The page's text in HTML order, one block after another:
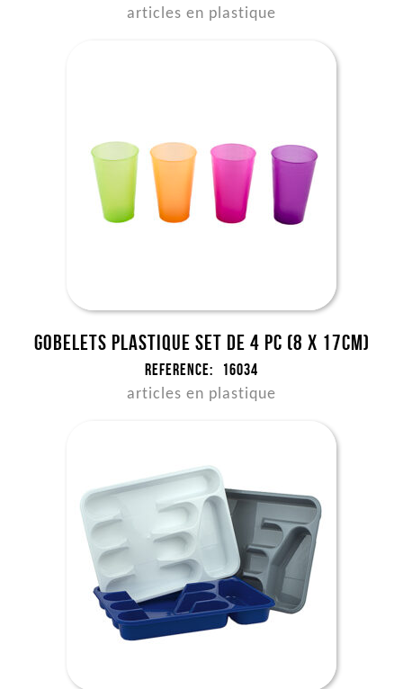
articles en plastique
Gobelets plastique set de 4 pc (8 x 17cm)
Reference: 16034
articles en plastique